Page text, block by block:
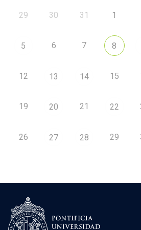
29 30 31 1
5 6 7 8
12 13 14 15
19 20 21 22
26 27 28 29